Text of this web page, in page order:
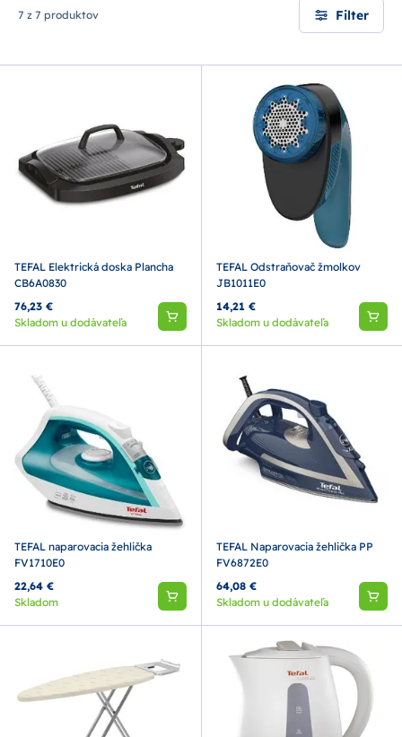
7 z 7 produktov Filter
TEFAL Elektrická doska Plancha
CB6A0830
76,23 €
Skladom u dodávateľa
TEFAL Odstraňovač žmolkov
JB1011E0
14,21 €
Skladom u dodávateľa
TEFAL naparovacia žehlička
FV1710E0
22,64 €
Skladom
TEFAL Naparovacia žehlička PP
FV6872E0
64,08 €
Skladom u dodávateľa